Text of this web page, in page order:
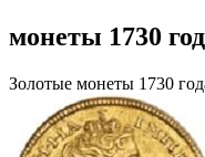
монеты 1730
Золотые монеты 1730